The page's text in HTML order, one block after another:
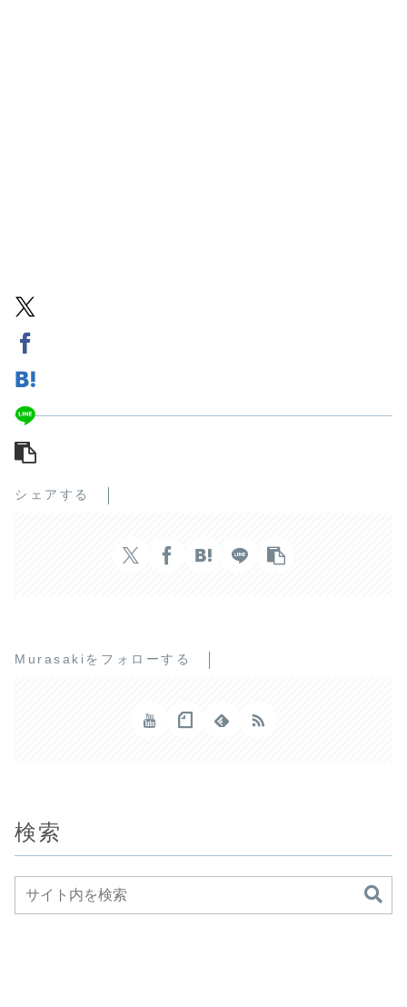
シェアする
Murasakiをフォローする
検索